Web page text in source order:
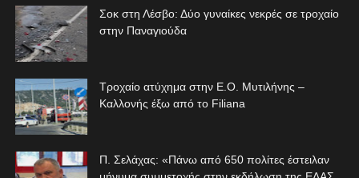
Σοκ στη Λέσβο: Δύο γυναίκες νεκρές σε τροχαίο
στην Παναγιούδα
Τροχαίο ατύχημα στην Ε.Ο. Μυτιλήνης –
Καλλονής έξω από το Filiana
Π. Σελάχας: «Πάνω από 650 πολίτες έστειλαν